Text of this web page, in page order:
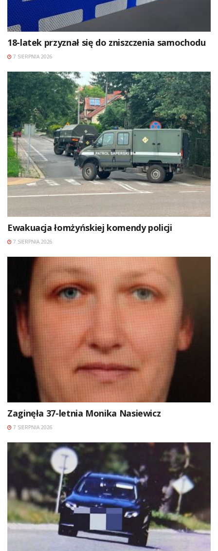
18-latek przyznał się do zniszczenia samochodu
7 SIERPNIA 2026
Ewakuacja łomżyńskiej komendy policji
7 SIERPNIA 2026
Zaginęła 37-letnia Monika Nasiewicz
7 SIERPNIA 2026